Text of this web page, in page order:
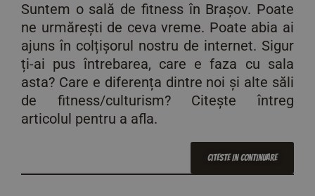
Suntem o sală de fitness în Brașov. Poate
ne urmărești de ceva vreme. Poate abia ai
ajuns în colțișorul nostru de internet. Sigur
ți-ai pus întrebarea, care e faza cu sala
asta? Care e diferența dintre noi și alte săli
de fitness/culturism? Citește întreg
articolul pentru a afla.
Citeste In Continuare